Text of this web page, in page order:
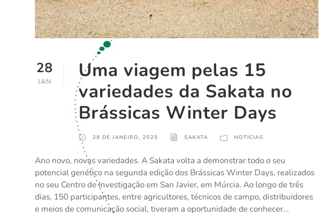
28
JAN
Uma viagem pelas 15
variedades da Sakata no
Brássicas Winter Days
28 DE JANEIRO, 2025 SAKATA NOTÍCIAS
Ano novo, novas variedades. A Sakata volta a demonstrar todo o seu
potencial genético na segunda edição dos Brássicas Winter Days, realizados
no seu Centro de Investigação em San Javier, em Múrcia. Ao longo de três
dias, 150 participantes, entre agricultores, técnicos de campo, distribuidores
e meios de comunicação social, tiveram a oportunidade de conhecer...